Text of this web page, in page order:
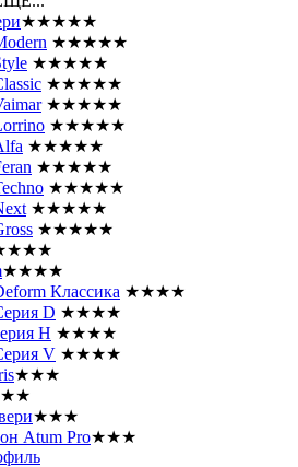
★★★★★
★★★★★
★★★★★
★★★★★
★★★★★
★★★★★
★★★★★
★★★★★
★★★★★
★★★★★
★★★★★
★★★★
Классика ★★★★
D ★★★★
H ★★★★
V ★★★★
★★★
★★★
Atum Pro★★★